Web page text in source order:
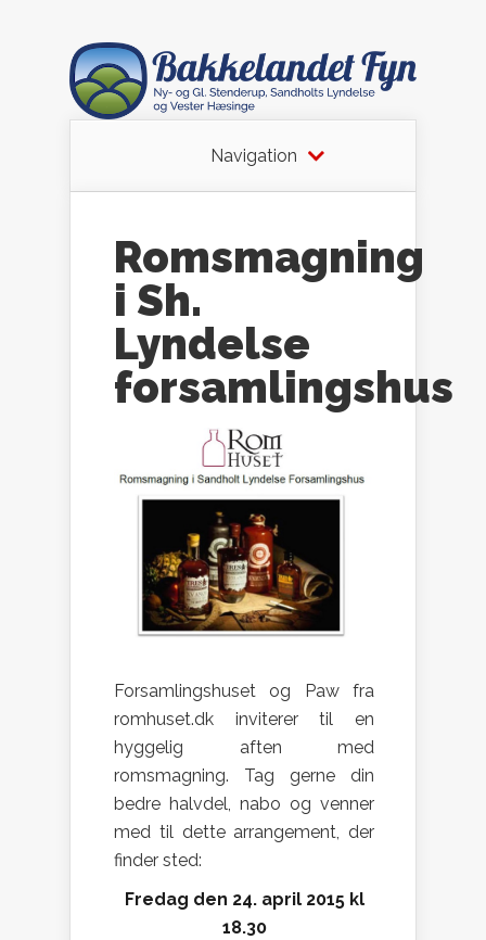
Navigation
Romsmagning
i Sh.
Lyndelse
forsamlingshus
Forsamlingshuset og Paw fra
romhuset.dk inviterer til en
hyggelig aften med
romsmagning. Tag gerne din
bedre halvdel, nabo og venner
med til dette arrangement, der
finder sted:
Fredag den 24. april 2015 kl
18.30